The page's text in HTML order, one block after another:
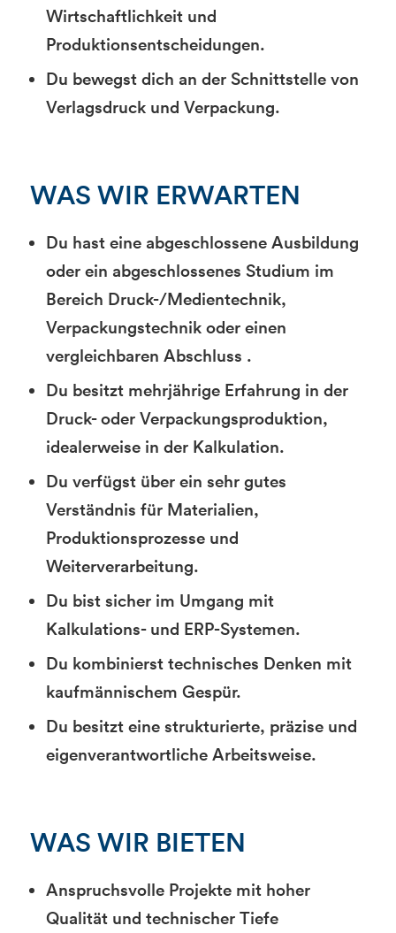
Wirtschaftlichkeit und
Produktionsentscheidungen.
Du bewegst dich an der Schnittstelle von
Verlagsdruck und Verpackung.
WAS WIR ERWARTEN
Du hast eine abgeschlossene Ausbildung
oder ein abgeschlossenes Studium im
Bereich Druck-/Medientechnik,
Verpackungstechnik oder einen
vergleichbaren Abschluss .
Du besitzt mehrjährige Erfahrung in der
Druck- oder Verpackungsproduktion,
idealerweise in der Kalkulation.
Du verfügst über ein sehr gutes
Verständnis für Materialien,
Produktionsprozesse und
Weiterverarbeitung.
Du bist sicher im Umgang mit
Kalkulations- und ERP-Systemen.
Du kombinierst technisches Denken mit
kaufmännischem Gespür.
Du besitzt eine strukturierte, präzise und
eigenverantwortliche Arbeitsweise.
WAS WIR BIETEN
Anspruchsvolle Projekte mit hoher
Qualität und technischer Tiefe